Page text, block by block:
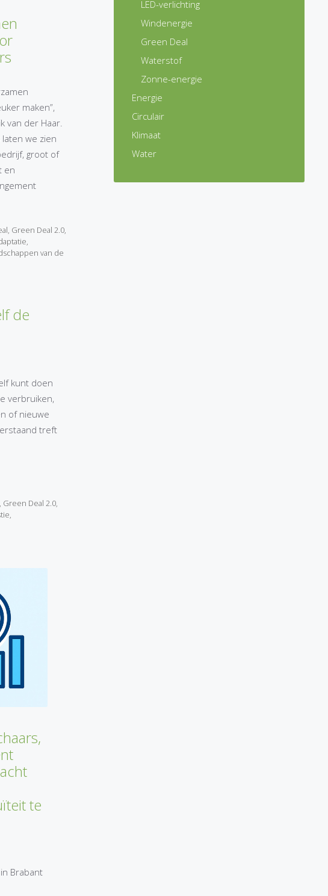
maken”,
van der Haar.
laten we zien
groot of
en
, Green Deal 2.0,
,
van de
de
kunt doen
verbruiken,
of nieuwe
treft
, Green Deal 2.0,
,
te
Brabant
LED-verlichting
Windenergie
Green Deal
Waterstof
Zonne-energie
Energie
Circulair
Klimaat
Water